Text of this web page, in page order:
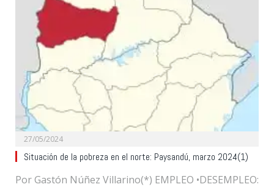
27/05/2024
Situación de la pobreza en el norte: Paysandú, marzo 2024(1)
Por Gastón Núñez Villarino(*) EMPLEO •DESEMPLEO: